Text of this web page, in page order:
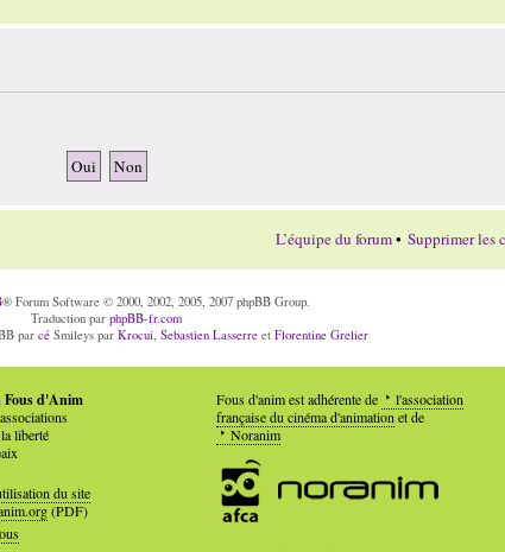
L’équipe du forum• Supprimer les
® Forum Software © 2000, 2002, 2005, 2007 phpBB Group.
Traduction parphpBB-fr.com
parcé Smileys parKrocui,Sebastien Lasserre etFlorentine Grelier
Fous d'Anim
liberté
du site
(PDF)
Fous d'anim est adhérente de
l'association
française du cinéma d'animation et de
Noranim